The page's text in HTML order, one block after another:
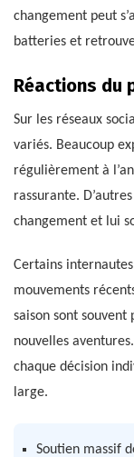
changement peut
batteries et
Réactions du
Sur les réseaux
variés. Beaucoup
régulièrement à
rassurante.
changement et lui
Certains
mouvements
saison sont souvent
nouvelles
chaque décision
large.
Soutien massif